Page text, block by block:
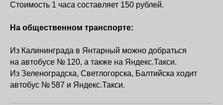
Стоимость 1 часа составляет 150 рублей.
На общественном транспорте:
Из Калининграда в Янтарный можно добраться
на автобусе № 120, а также на Яндекс.Такси.
Из Зеленоградска, Светлогорска, Балтийска ходит
автобус № 587 и Яндекс.Такси.